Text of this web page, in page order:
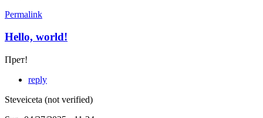
Permalink
Hello, world!
Прет!
reply
Steveiceta (not verified)